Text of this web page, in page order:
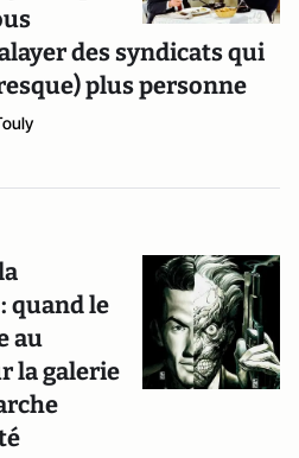
des syndicats qui
plus personne
quand le
au
la galerie